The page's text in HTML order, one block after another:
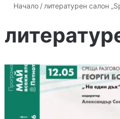
Начало / литературен салон